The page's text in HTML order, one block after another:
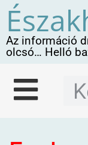
Az információ
olcsó… Helló